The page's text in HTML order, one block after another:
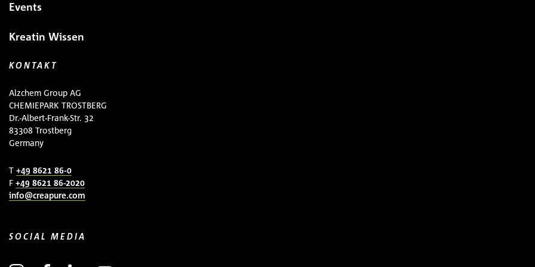
Events
Kreatin Wissen
KONTAKT
Alzchem Group AG
CHEMIEPARK TROSTBERG
Dr.-Albert-Frank-Str. 32
83308 Trostberg
Germany
T +49 8621 86-0
F +49 8621 86-2020
info@creapure.com
SOCIAL MEDIA